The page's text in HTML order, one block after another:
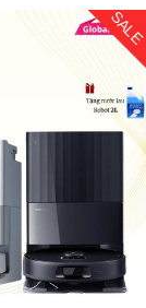
SALE